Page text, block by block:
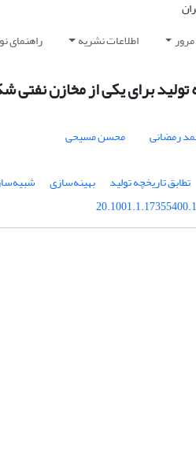
مرور اطلاعات نشریه راهنمای
تولید برای یکی‌ از مخازن‌ نفتی
رمضانی
محسن مسیحی
تطابق‌ تاریخچه‌ تولید بهینه‌سازی